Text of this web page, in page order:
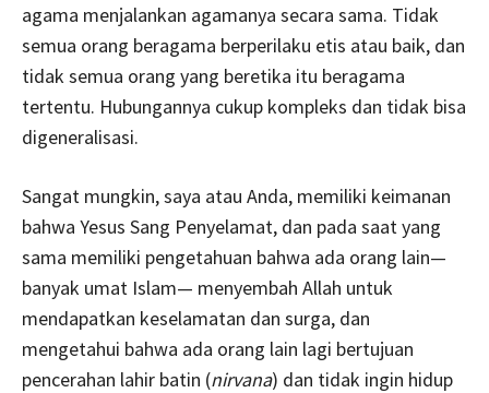
agama menjalankan agamanya secara sama. Tidak
semua orang beragama berperilaku etis atau baik, dan
tidak semua orang yang beretika itu beragama
tertentu. Hubungannya cukup kompleks dan tidak bisa
digeneralisasi.
Sangat mungkin, saya atau Anda, memiliki keimanan
bahwa Yesus Sang Penyelamat, dan pada saat yang
sama memiliki pengetahuan bahwa ada orang lain—
banyak umat Islam— menyembah Allah untuk
mendapatkan keselamatan dan surga, dan
mengetahui bahwa ada orang lain lagi bertujuan
pencerahan lahir batin (nirvana) dan tidak ingin hidup